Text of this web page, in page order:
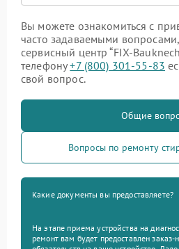
Вы можете ознакомиться с
часто задаваемыми
сервисный центр “FIX-
телефону+7 (800) 301-55-83
свой вопрос.
Общие
Вопросы по ремонту
Какие документы вы предоставляете?
На этапе приема устройства на
ремонт вам будет предоставлен